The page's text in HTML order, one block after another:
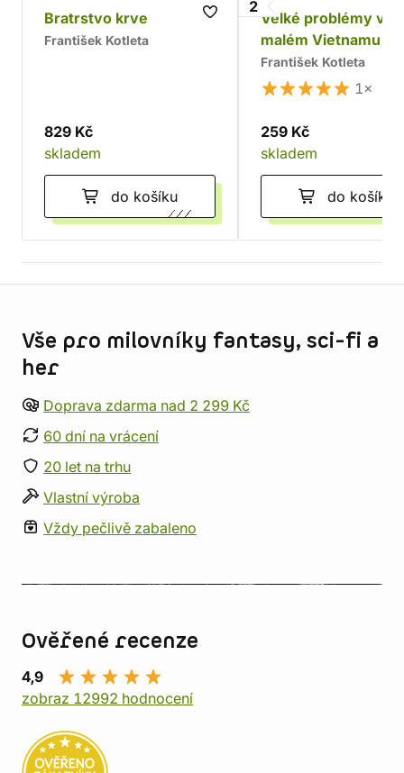
Bratrstvo krve
František Kotleta
829 Kč
skladem
do košíku
2
Velké problémy v
malém Vietnamu
František Kotleta
1×
259 Kč
skladem
do košíku
Vše pro milovníky fantasy, sci-fi a
her
Doprava zdarma nad 2 299 Kč
60 dní na vrácení
20 let na trhu
Vlastní výroba
Vždy pečlivě zabaleno
Ověřené recenze
4,9
zobraz 12992 hodnocení